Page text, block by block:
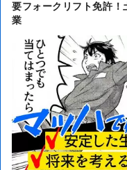
要フォークリフト免許
業